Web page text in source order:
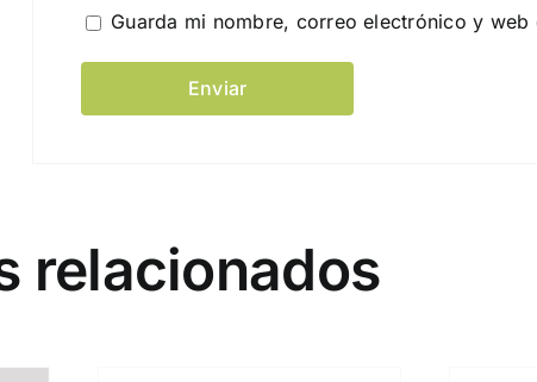
Guarda mi nombre, correo electrónico y
relacionados